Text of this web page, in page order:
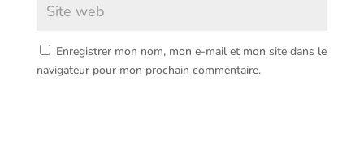
Enregistrer mon nom, mon e-mail et mon site dans le
navigateur pour mon prochain commentaire.